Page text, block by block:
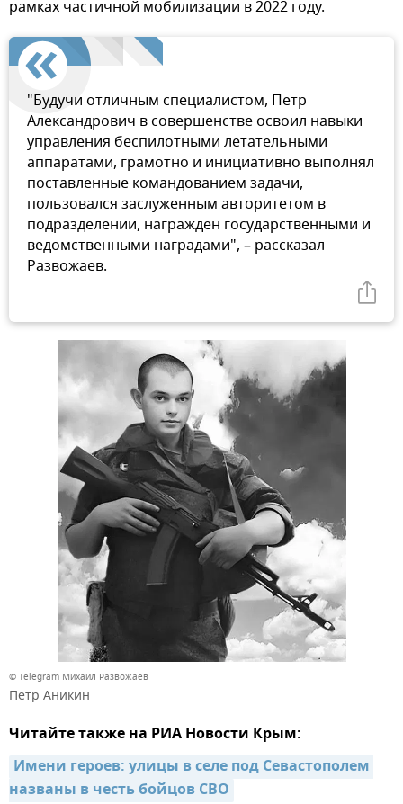
рамках частичной мобилизации в 2022 году.
"Будучи отличным специалистом, Петр
Александрович в совершенстве освоил навыки
управления беспилотными летательными
аппаратами, грамотно и инициативно выполнял
поставленные командованием задачи,
пользовался заслуженным авторитетом в
подразделении, награжден государственными и
ведомственными наградами", – рассказал
Развожаев.
© Telegram Михаил Развожаев
Петр Аникин
Читайте также на РИА Новости Крым:
Имени героев: улицы в селе под Севастополем
названы в честь бойцов СВО